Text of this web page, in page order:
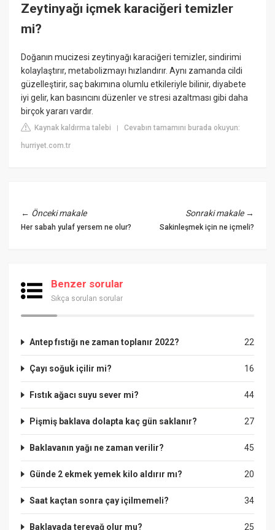
Zeytinyağı içmek karaciğeri temizler
mi?
Doğanın mucizesi zeytinyağı karaciğeri temizler, sindirimi
kolaylaştırır, metabolizmayı hızlandırır. Aynı zamanda cildi
güzelleştirir, saç bakımına olumlu etkileriyle bilinir, diyabete
iyi gelir, kan basıncını düzenler ve stresi azaltması gibi daha
birçok yararı vardır.
Kaynak kaldırma talebi |Cevabın tamamını burada okuyun:
hurriyet.com.tr
← Önceki makale
Her sabah yulaf yersem ne olur?
Sonraki makale→
Sakinleşmek için ne içmeli?
Benzer sorular
Sıkça sorulan sorular
22
Antep fıstığı ne zaman toplanır 2022?
16
Çayı soğuk içilir mi?
44
Fıstık ağacı suyu sever mi?
27
Pişmiş baklava dolapta kaç gün saklanır?
45
Baklavanın yağı ne zaman verilir?
20
Günde 2 ekmek yemek kilo aldırır mı?
34
Saat kaçtan sonra çay içilmemeli?
25
Baklavada tereyağ olur mu?